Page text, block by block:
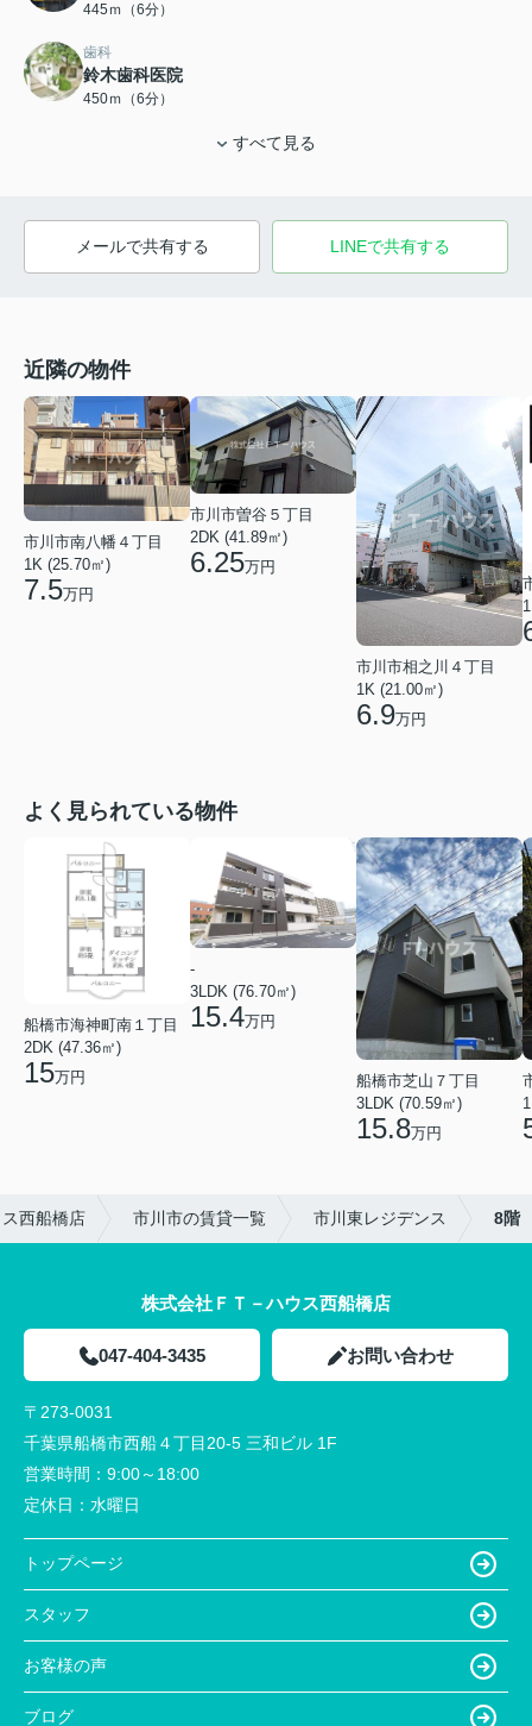
445ｍ（6分）
歯科
鈴木歯科医院
450ｍ（6分）
すべて見る
メールで共有する LINEで共有する
近隣の物件
市川市南八幡４丁目
1K (25.70㎡)
7.5万円
市川市曽谷５丁目
2DK (41.89㎡)
6.25万円
市川市相之川４丁目
1K (21.00㎡)
6.9万円
よく見られている物件
船橋市海神町南１丁目
2DK (47.36㎡)
15万円
-
3LDK (76.70㎡)
15.4万円
船橋市芝山７丁目
3LDK (70.59㎡)
15.8万円
西船橋店 市川市の賃貸一覧 市川東レジデンス 8階
株式会社ＦＴ－ハウス西船橋店
047-404-3435 お問い合わせ
〒273-0031
千葉県船橋市西船４丁目20-5 三和ビル 1F
営業時間： 9:00～18:00
定休日： 水曜日
トップページ
スタッフ
お客様の声
ブログ